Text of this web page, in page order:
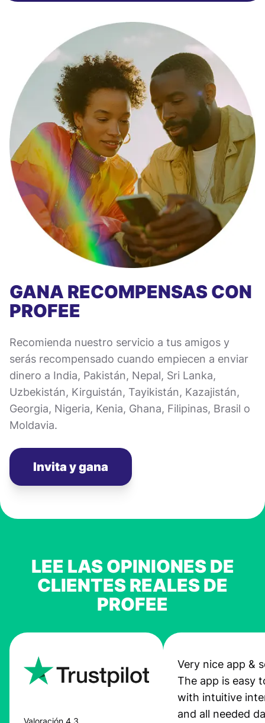
GANA RECOMPENSAS CON
PROFEE
Recomienda nuestro servicio a tus amigos y
serás recompensado cuando empiecen a enviar
dinero a India, Pakistán, Nepal, Sri Lanka,
Uzbekistán, Kirguistán, Tayikistán, Kazajistán,
Georgia, Nigeria, Kenia, Ghana, Filipinas, Brasil o
Moldavia.
Invita y gana
LEE LAS OPINIONES DE
CLIENTES REALES DE
PROFEE
Valoración 4,3
Very nice app &
The app is easy
with intuitive
and all needed